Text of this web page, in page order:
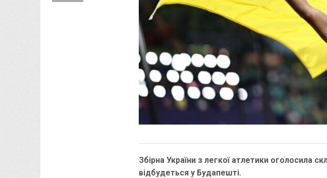
Збірна України з легкої атлетики оголосила
відбудеться у Будапешті.